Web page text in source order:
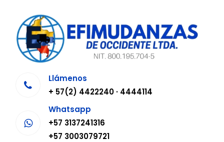
Llámenos
+ 57(2) 4422240 · 4444114
Whatsapp
+57 3137241316
+57 3003079721